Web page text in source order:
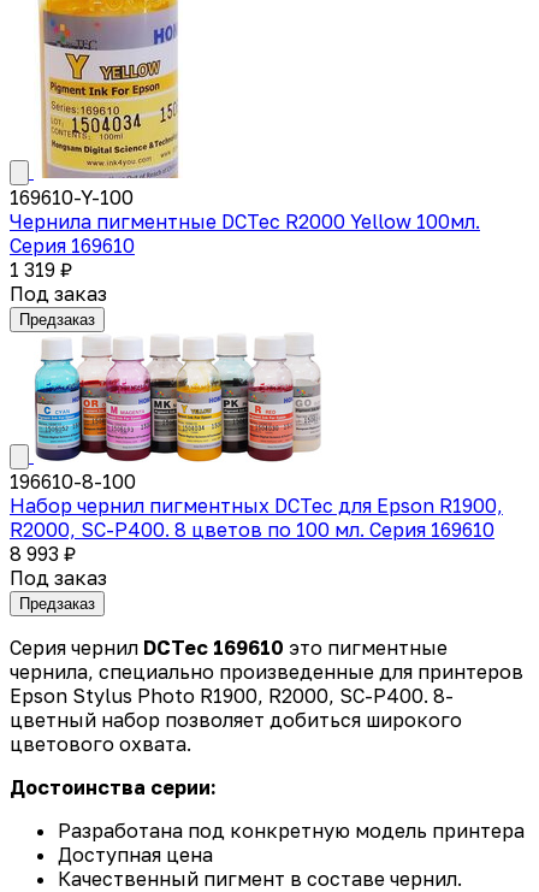
169610-Y-100
Чернила пигментные DCTec R2000 Yellow 100мл.
Серия 169610
1 319 ₽
Под заказ
Предзаказ
196610-8-100
Набор чернил пигментных DCTec для Epson R1900,
R2000, SC-P400. 8 цветов по 100 мл. Серия 169610
8 993 ₽
Под заказ
Предзаказ
Серия чернил DCTec 169610 это пигментные
чернила, специально произведенные для принтеров
Epson Stylus Photo R1900, R2000, SC-P400. 8-
цветный набор позволяет добиться широкого
цветового охвата.
Достоинства серии:
Разработана под конкретную модель принтера
Доступная цена
Качественный пигмент в составе чернил.